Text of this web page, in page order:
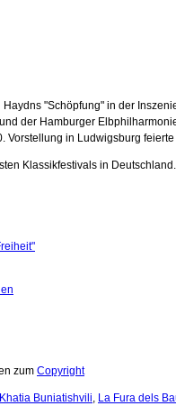
"Schöpfung" in der
der Hamburger
in Ludwigsburg
Klassikfestivals in
zum Copyright
Khatia Buniatishvili, La Fura dels